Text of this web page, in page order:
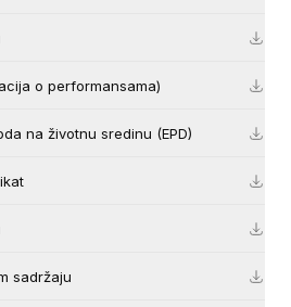
o performansama)
na životnu sredinu (EPD)
sadržaju